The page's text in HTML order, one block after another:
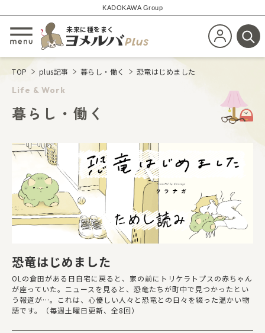
KADOKAWA Group
メニューを開閉する
未来に種をまく
新規会員登
検
TOP plus記事 暮らし・働く 恐竜はじめました
Life & Work
暮らし・働く
恐竜はじめました
OLの倉田がある日自宅に戻ると、家の前にトリケラトプスの赤ちゃん
が座っていた。ニュースを見ると、恐竜たちが町中で見つかったとい
う報道が…。これは、心優しい人々と恐竜との日々を綴った温かい物
語です。（毎週土曜日更新、全8回）